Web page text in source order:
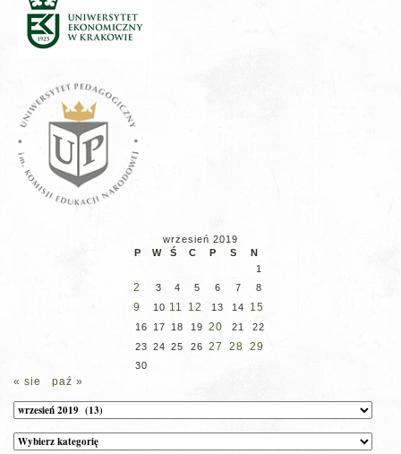
wrzesień 2019
P
W Ś C P S
N
1
2 3 4 5 6 7 8
9 10 11 12 13 14 15
16 17 18 19 20 21
22
23 24 25 26 27 28 29
30
« sie paź »
Archiwum
Kategorie
wpisów